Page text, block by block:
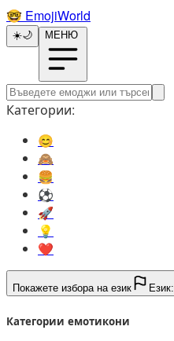
🤓️ EmojiWorld
☀️🌙 МЕНЮ
Категории:
😊️
🙈️
🍔️
⚽️
🚀️
💡️
❤️
Покажете избора на език Език:
Категории емотикони